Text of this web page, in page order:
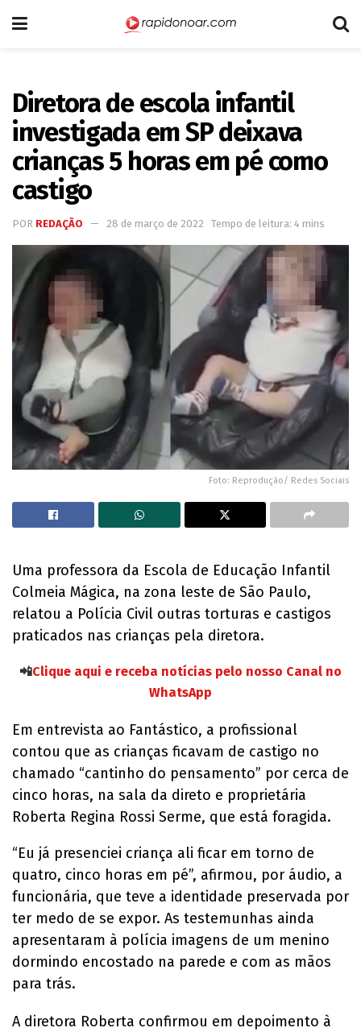
Diretora de escola infantil
investigada em SP deixava
crianças 5 horas em pé como
castigo
POR REDAÇÃO 28 de março de 2022 Tempo de leitura: 4 mins
Foto: Reprodução/ Redes Sociais
Uma professora da Escola de Educação Infantil
Colmeia Mágica, na zona leste de São Paulo,
relatou a Polícia Civil outras torturas e castigos
praticados nas crianças pela diretora.
📲Clique aqui e receba notícias pelo nosso Canal no
WhatsApp
Em entrevista ao Fantástico, a profissional
contou que as crianças ficavam de castigo no
chamado “cantinho do pensamento” por cerca de
cinco horas, na sala da direto e proprietária
Roberta Regina Rossi Serme, que está foragida.
“Eu já presenciei criança ali ficar em torno de
quatro, cinco horas em pé”, afirmou, por áudio, a
funcionária, que teve a identidade preservada por
ter medo de se expor. As testemunhas ainda
apresentaram à polícia imagens de um menino
dormindo encostado na parede e com as mãos
para trás.
A diretora Roberta confirmou em depoimento à